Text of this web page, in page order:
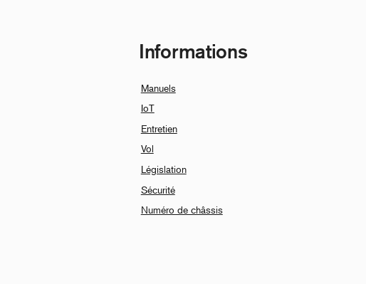
Informations
Manuels
IoT
Entretien
Vol
Législation
Sécurité
Numéro de châssis